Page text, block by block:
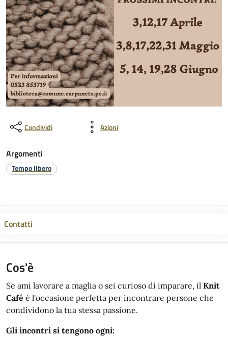
Condividi Azioni
Argomenti
Tempo libero
Contatti
Cos'è
Se ami lavorare a maglia o sei curioso di imparare, il Knit
Café è l'occasione perfetta per incontrare persone che
condividono la tua stessa passione.
Gli incontri si tengono ogni: